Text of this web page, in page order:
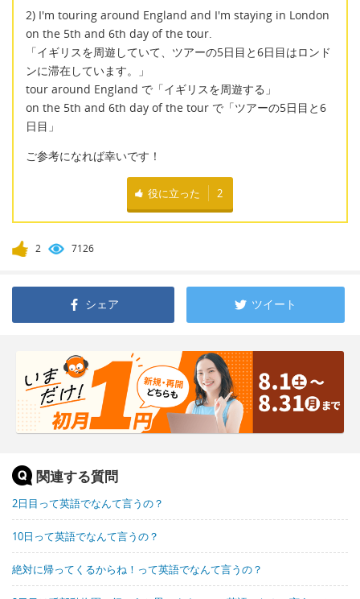
2) I'm touring around England and I'm staying in London
on the 5th and 6th day of the tour.
「イギリスを周遊していて、ツアーの5日目と6日目はロンド
ンに滞在しています。」
tour around England で「イギリスを周遊する」
on the 5th and 6th day of the tour で「ツアーの5日目と6
日目」
ご参考になれば幸いです！
役に立った 2
2 7126
シェア ツイート
関連する質問
2日目って英語でなんて言うの？
10日って英語でなんて言うの？
絶対に帰ってくるからね！って英語でなんて言うの？